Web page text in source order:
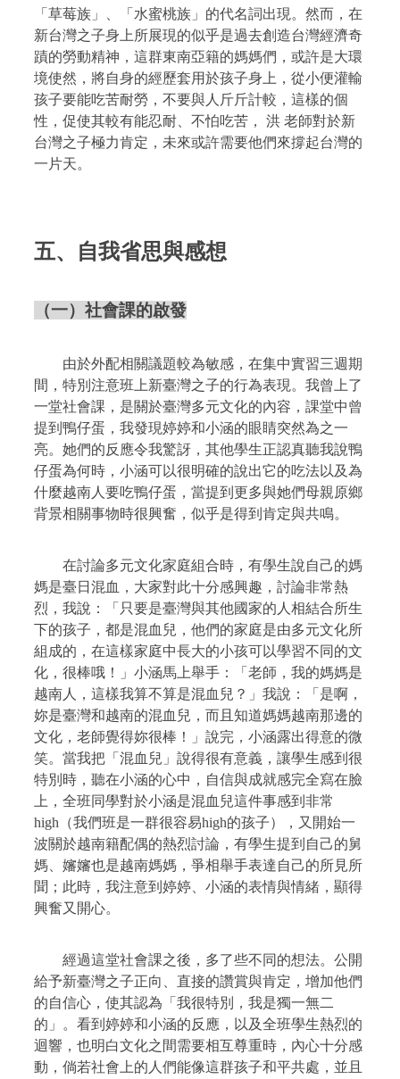
「草莓族」、「水蜜桃族」的代名詞出現。然而，在
新台灣之子身上所展現的似乎是過去創造台灣經濟奇
蹟的勞動精神，這群東南亞籍的媽媽們，或許是大環
境使然，將自身的經歷套用於孩子身上，從小便灌輸
孩子要能吃苦耐勞，不要與人斤斤計較，這樣的個
性，促使其較有能忍耐、不怕吃苦， 洪 老師對於新
台灣之子極力肯定，未來或許需要他們來撐起台灣的
一片天。
五、自我省思與感想
（一）社會課的啟發
由於外配相關議題較為敏感，在集中實習三週期
間，特別注意班上新臺灣之子的行為表現。我曾上了
一堂社會課，是關於臺灣多元文化的內容，課堂中曾
提到鴨仔蛋，我發現婷婷和小涵的眼睛突然為之一
亮。她們的反應令我驚訝，其他學生正認真聽我說鴨
仔蛋為何時，小涵可以很明確的說出它的吃法以及為
什麼越南人要吃鴨仔蛋，當提到更多與她們母親原鄉
背景相關事物時很興奮，似乎是得到肯定與共鳴。
在討論多元文化家庭組合時，有學生說自己的媽
媽是臺日混血，大家對此十分感興趣，討論非常熱
烈，我說：「只要是臺灣與其他國家的人相結合所生
下的孩子，都是混血兒，他們的家庭是由多元文化所
組成的，在這樣家庭中長大的小孩可以學習不同的文
化，很棒哦！」小涵馬上舉手：「老師，我的媽媽是
越南人，這樣我算不算是混血兒？」我說：「是啊，
妳是臺灣和越南的混血兒，而且知道媽媽越南那邊的
文化，老師覺得妳很棒！」說完，小涵露出得意的微
笑。當我把「混血兒」說得很有意義，讓學生感到很
特別時，聽在小涵的心中，自信與成就感完全寫在臉
上，全班同學對於小涵是混血兒這件事感到非常
high （我們班是一群很容易high的孩子），又開始一
波關於越南籍配偶的熱烈討論，有學生提到自己的舅
媽、嬸嬸也是越南媽媽，爭相舉手表達自己的所見所
聞；此時，我注意到婷婷、小涵的表情與情緒，顯得
興奮又開心。
經過這堂社會課之後，多了些不同的想法。公開
給予新臺灣之子正向、直接的讚賞與肯定，增加他們
的自信心，使其認為「我很特別，我是獨一無二
的」。看到婷婷和小涵的反應，以及全班學生熱烈的
迴響，也明白文化之間需要相互尊重時，內心十分感
動，倘若社會上的人們能像這群孩子和平共處，並且